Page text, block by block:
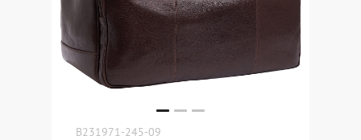
B231971-245-09